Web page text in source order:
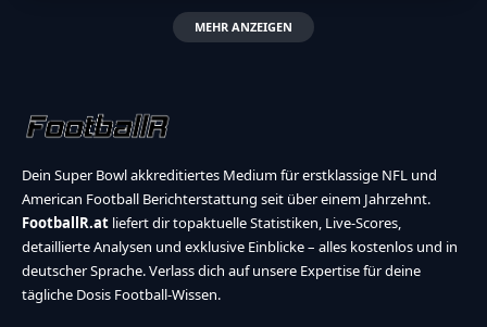
MEHR ANZEIGEN
Dein Super Bowl akkreditiertes Medium für erstklassige NFL und
American Football Berichterstattung seit über einem Jahrzehnt.
FootballR.at liefert dir topaktuelle Statistiken, Live-Scores,
detaillierte Analysen und exklusive Einblicke – alles kostenlos und in
deutscher Sprache. Verlass dich auf unsere Expertise für deine
tägliche Dosis Football-Wissen.